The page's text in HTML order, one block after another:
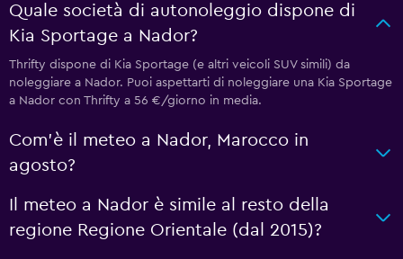
Quale società di autonoleggio dispone di
Kia Sportage a Nador?
Thrifty dispone di Kia Sportage (e altri veicoli SUV simili) da
noleggiare a Nador. Puoi aspettarti di noleggiare una Kia Sportage
a Nador con Thrifty a 56 €/giorno in media.
Com'è il meteo a Nador, Marocco in
agosto?
Il meteo a Nador è simile al resto della
regione Regione Orientale (dal 2015)?